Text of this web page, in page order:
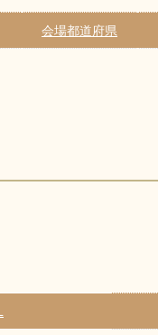
会場都道府県